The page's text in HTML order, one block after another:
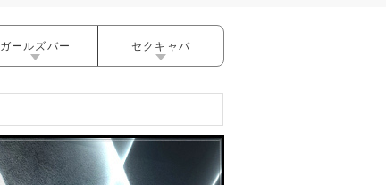
ガールズバー セクキャバ